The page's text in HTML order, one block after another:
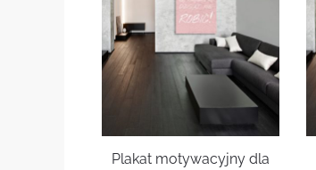
Plakat motywacyjny dla